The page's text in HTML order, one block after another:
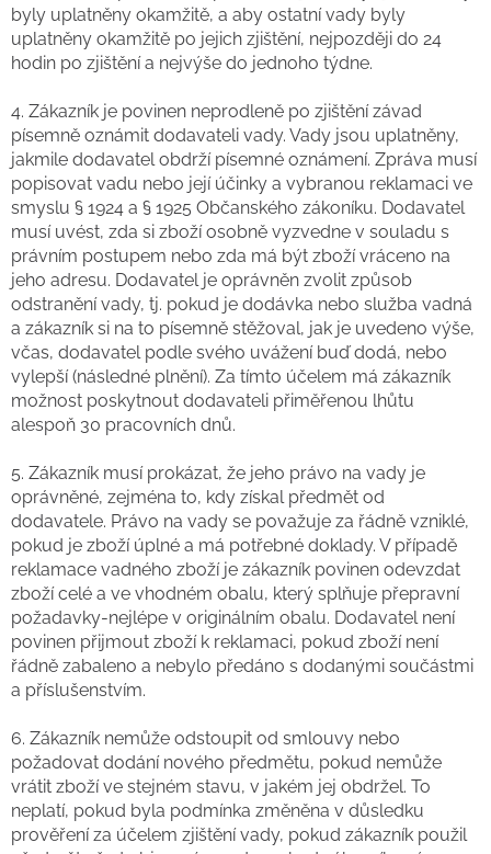
byly uplatněny okamžitě, a aby ostatní vady byly
uplatněny okamžitě po jejich zjištění, nejpozději do 24
hodin po zjištění a nejvýše do jednoho týdne.
4. Zákazník je povinen neprodleně po zjištění závad
písemně oznámit dodavateli vady. Vady jsou uplatněny,
jakmile dodavatel obdrží písemné oznámení. Zpráva musí
popisovat vadu nebo její účinky a vybranou reklamaci ve
smyslu § 1924 a § 1925 Občanského zákoníku. Dodavatel
musí uvést, zda si zboží osobně vyzvedne v souladu s
právním postupem nebo zda má být zboží vráceno na
jeho adresu. Dodavatel je oprávněn zvolit způsob
odstranění vady, tj. pokud je dodávka nebo služba vadná
a zákazník si na to písemně stěžoval, jak je uvedeno výše,
včas, dodavatel podle svého uvážení buď dodá, nebo
vylepší (následné plnění). Za tímto účelem má zákazník
možnost poskytnout dodavateli přiměřenou lhůtu
alespoň 30 pracovních dnů.
5. Zákazník musí prokázat, že jeho právo na vady je
oprávněné, zejména to, kdy získal předmět od
dodavatele. Právo na vady se považuje za řádně vzniklé,
pokud je zboží úplné a má potřebné doklady. V případě
reklamace vadného zboží je zákazník povinen odevzdat
zboží celé a ve vhodném obalu, který splňuje přepravní
požadavky-nejlépe v originálním obalu. Dodavatel není
povinen přijmout zboží k reklamaci, pokud zboží není
řádně zabaleno a nebylo předáno s dodanými součástmi
a příslušenstvím.
6. Zákazník nemůže odstoupit od smlouvy nebo
požadovat dodání nového předmětu, pokud nemůže
vrátit zboží ve stejném stavu, v jakém jej obdržel. To
neplatí, pokud byla podmínka změněna v důsledku
prověření za účelem zjištění vady, pokud zákazník použil